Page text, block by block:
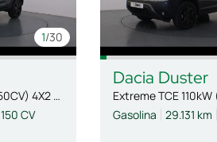
1/30
Extreme TCE 110kW (150CV) 4X2 EDC
150 CV
Dacia Duster
Gasolina
29.131 km